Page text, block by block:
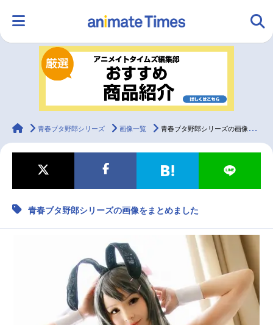
ランキング アニメ
ラジオ みんなの声
マンガ・ラノベ ゲーム・アプリ 音楽 コスプレ
2.5次元 配信・Vtuber トレンド
声優記事一覧
アニメ映画一覧 実写化映画一覧
今期アニメ曜日別一覧
animateTimes
青春ブタ野郎シリーズ 画像一覧 青春ブタ野郎シリーズの画像をまとめました
青春ブタ野郎シリーズの画像をまとめました